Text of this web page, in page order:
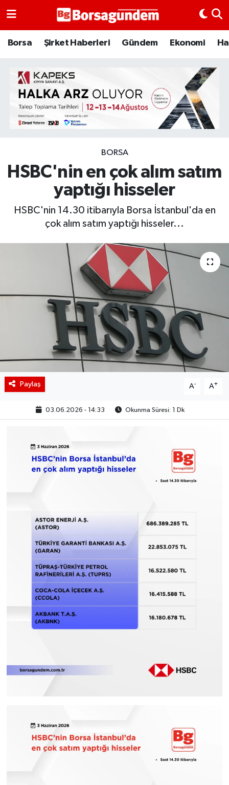
Borsa Şirket Haberleri Gündem Ekonomi
BORSA
HSBC'nin en çok alım satım
yaptığı hisseler
HSBC'nin 14.30 itibarıyla Borsa İstanbul'da en
çok alım satım yaptığı hisseler...
Paylaş A- A+
03.06.2026 - 14:33 Okunma Süresi: 1 Dk
Borsa
Emtia
Galeri
Bitcoin
Şirket Haberleri
Borsa Gundem
BIST 100 Isı Haritası
Coin Isı Haritası
Ekonomik Takvim
Kiripto Para Piyasası
Gizlilik Sözleşmesi
Hakkımızda
İletişim